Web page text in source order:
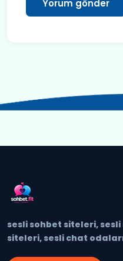
sesli sohbet siteleri,
siteleri, sesli chat